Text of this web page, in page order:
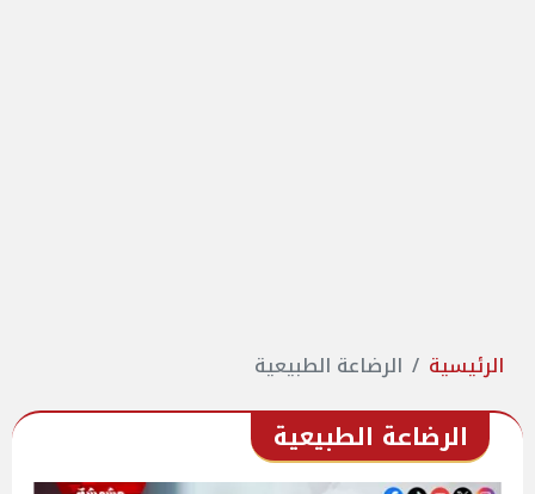
الرئيسية الرضاعة الطبيعية
الرضاعة الطبيعية